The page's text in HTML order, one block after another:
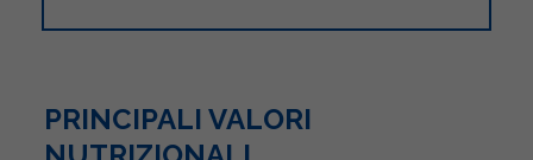
PRINCIPALI VALORI